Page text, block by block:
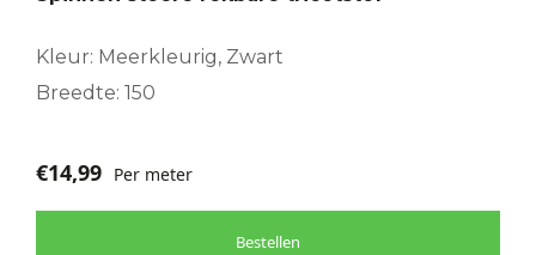
Kleur: Meerkleurig, Zwart
Breedte: 150
€14,99 Per meter
Bestellen